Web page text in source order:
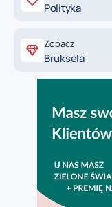
Polityka
Zobacz
Bruksela